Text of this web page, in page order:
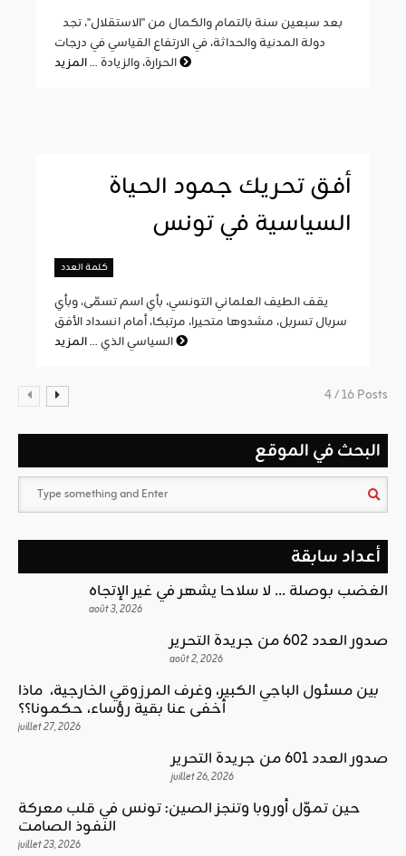
دولة المدنية والحداثة، في الارتفاع القياسي في درجات
الحرارة، والزيادة ...
أفق تحريك جمود الحياة
السياسية في تونس
كلمة العدد
يقف الطيف العلماني التونسي، بأي اسم تسمّى، وبأي
سربال تسربل، مشدوها متحيرا، مرتبكا، أمام انسداد الأفق
السياسي الذي ...
4 / 16 Posts
البحث في الموقع
أعداد سابقة
الغضب بوصلة … لا سلاحا يشهر في غير الإتجاه
août 3, 2026
صدور العدد 602 من جريدة التحرير
août 2, 2026
بين مسئول الباجي الكبير، وغرف المرزوقي الخارجية، ماذا
أخفى عنا بقية رؤساء، حكمونا؟؟
juillet 27, 2026
صدور العدد 601 من جريدة التحرير
juillet 26, 2026
حين تموّل أوروبا وتنجز الصين: تونس في قلب معركة
النفوذ الصامت
juillet 23, 2026